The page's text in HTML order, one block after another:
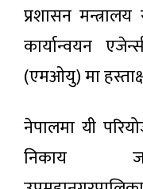
मानव–
वन्यजन्तु
द्वन्द्व :
एक्यापद्वारा
तीन वर्षमा
१ करोड १०
वितरण
८ घण्टा अगाडी
समाचार
लागि
प्रशासन
कार्यान्वयन
(एमओयु) मा
नेपालमा यी
निकाय